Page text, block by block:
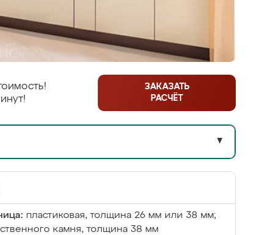
ЗАКАЗАТЬ
РАСЧЁТ
▼
пластиковая, толщина 26 мм или 38 мм;
камня, толщина 38 мм